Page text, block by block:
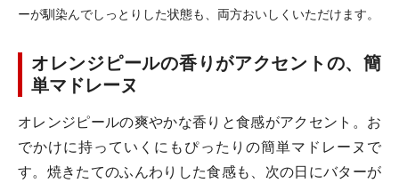
ーが馴染んでしっとりした状態も、両方おいしくいただけます。
オレンジピールの香りがアクセントの、簡
単マドレーヌ
オレンジピールの爽やかな香りと食感がアクセント。お
でかけに持っていくにもぴったりの簡単マドレーヌで
す。焼きたてのふんわりした食感も、次の日にバターが